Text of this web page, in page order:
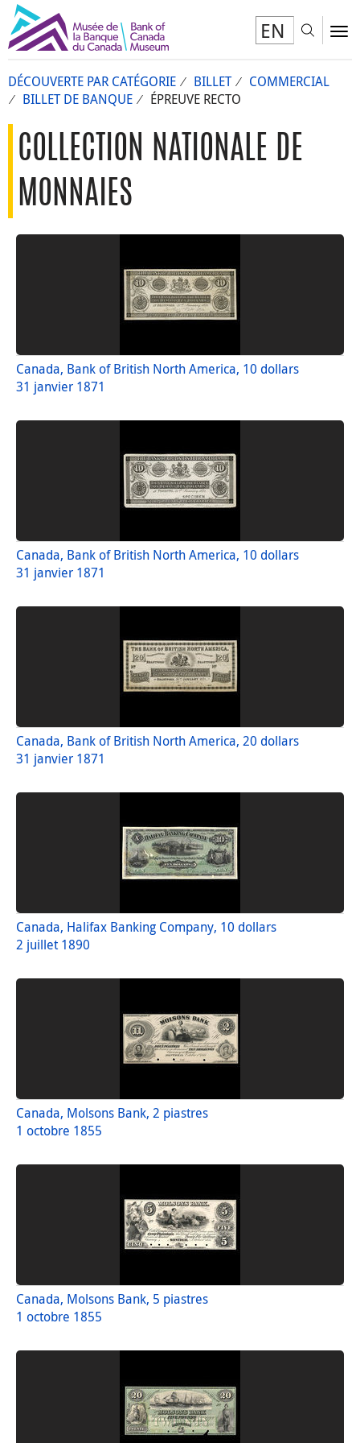
EN
DÉCOUVERTE PAR CATÉGORIE BILLET
COMMERCIAL
BILLET DE BANQUE
ÉPREUVE RECTO
COLLECTION NATIONALE DE
MONNAIES
Canada, Bank of British North America, 10 dollars
31 janvier 1871
Canada, Bank of British North America, 10 dollars
31 janvier 1871
Canada, Bank of British North America, 20 dollars
31 janvier 1871
Canada, Halifax Banking Company, 10 dollars
2 juillet 1890
Canada, Molsons Bank, 2 piastres
1 octobre 1855
Canada, Molsons Bank, 5 piastres
1 octobre 1855